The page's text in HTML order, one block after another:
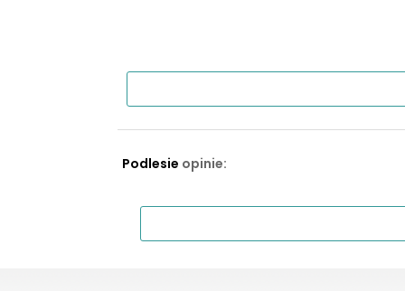
Podlesie opinie: